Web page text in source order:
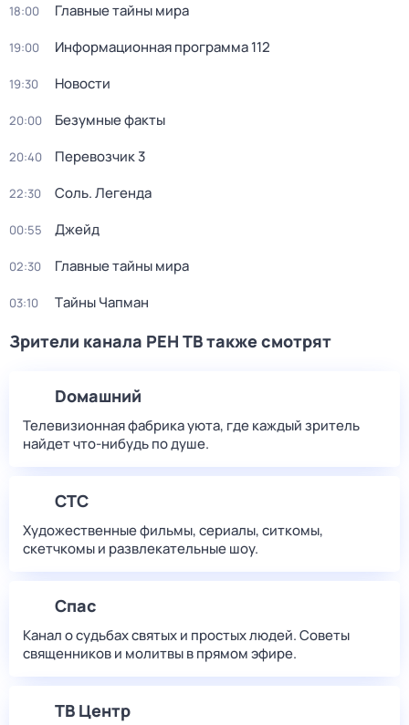
18:00 Главные тайны мира
19:00 Информационная программа 112
19:30 Новости
20:00 Безумные факты
20:40 Перевозчик 3
22:30 Соль. Легенда
00:55 Джейд
02:30 Главные тайны мира
03:10 Тaйны Чапман
Зрители канала РЕН ТВ также смотрят
Dомашний
Телевизионная фабрика уюта, где каждый зритель
найдет что‑нибудь по душе.
СТС
Художественные фильмы, сериалы, ситкомы,
скетчкомы и развлекательные шоу.
Спас
Канал о судьбах святых и простых людей. Советы
священников и молитвы в прямом эфире.
ТВ Центр